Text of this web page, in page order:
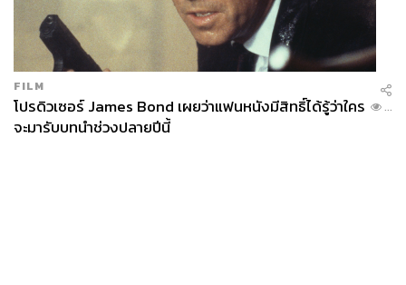
FILM
โปรดิวเซอร์ James Bond เผยว่าแฟนหนังมีสิทธิ์ได้รู้ว่าใคร
จะมารับบทนำช่วงปลายปีนี้
...